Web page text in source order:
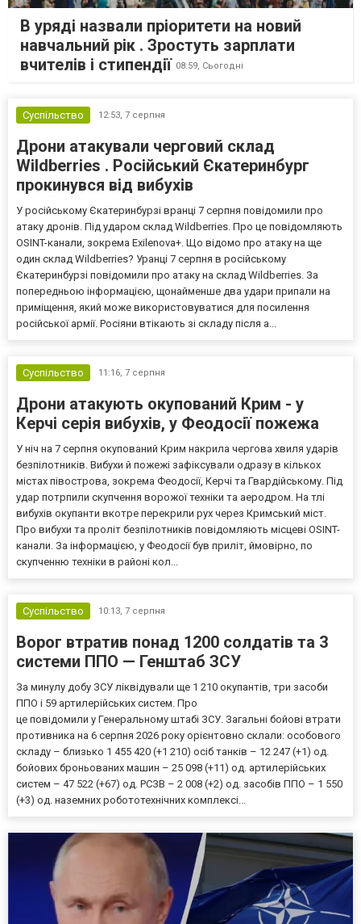
В уряді назвали пріоритети на новий
навчальний рік . Зростуть зарплати
вчителів і стипендії 08:59, Сьогодні
Суспільство 12:53, 7 серпня
Дрони атакували черговий склад
Wildberries . Російський Єкатеринбург
прокинувся від вибухів
У російському Єкатеринбурзі вранці 7 серпня повідомили про
атаку дронів. Під ударом склад Wildberries. Про це повідомляють
OSINT-канали, зокрема Exilenova+. Що відомо про атаку на ще
один склад Wildberries? Уранці 7 серпня в російському
Єкатеринбурзі повідомили про атаку на склад Wildberries. За
попередньою інформацією, щонайменше два удари припали на
приміщення, який може використовуватися для посилення
російської армії. Росіяни втікають зі складу після а...
Суспільство 11:16, 7 серпня
Дрони атакують окупований Крим - у
Керчі серія вибухів, у Феодосії пожежа
У ніч на 7 серпня окупований Крим накрила чергова хвиля ударів
безпілотників. Вибухи й пожежі зафіксували одразу в кількох
містах півострова, зокрема Феодосії, Керчі та Гвардійському. Під
удар потрпили скупчення ворожої техніки та аеродром. На тлі
вибухів окупанти вкотре перекрили рух через Кримський міст.
Про вибухи та проліт безпілотників повідомляють місцеві OSINT-
канали. За інформацією, у Феодосії був приліт, ймовірно, по
скупченню техніки в районі кол...
Суспільство 10:13, 7 серпня
Ворог втратив понад 1200 солдатів та 3
системи ППО — Генштаб ЗСУ
За минулу добу ЗСУ ліквідували ще 1 210 окупантів, три засоби
ППО і 59 артилерійських систем. Про
це повідомили у Генеральному штабі ЗСУ. Загальні бойові втрати
противника на 6 серпня 2026 року орієнтовно склали: особового
складу – близько 1 455 420 (+1 210) осіб танків – 12 247 (+1) од.
бойових броньованих машин – 25 098 (+11) од. артилерійських
систем – 47 522 (+67) од. РСЗВ – 2 008 (+2) од. засобів ППО – 1 550
(+3) од. наземних робототехнічних комплексі...